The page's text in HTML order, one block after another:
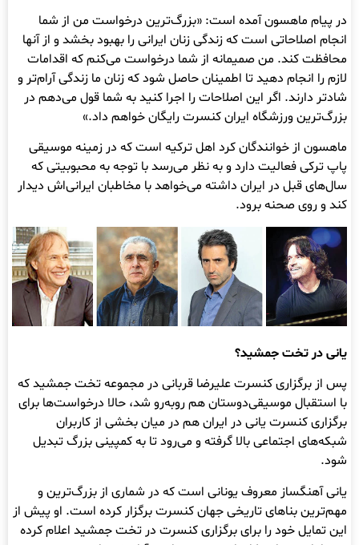
در پیام ماهسون آمده است: «بزرگ‌ترین درخواست من از شما
انجام اصلاحاتی است که زندگی زنان ایرانی را بهبود بخشد و از آنها
محافظت کند. من صمیمانه از شما درخواست می‌کنم که اقدامات
لازم را انجام دهید تا اطمینان حاصل شود که زنان ما زندگی آرام‌تر و
شادتر دارند. اگر این اصلاحات را اجرا کنید به شما قول می‌دهم در
بزرگ‌ترین ورزشگاه ایران کنسرت رایگان خواهم داد.»
ماهسون از خوانندگان کرد اهل ترکیه است که در زمینه موسیقی
پاپ ترکی فعالیت دارد و به نظر می‌رسد با توجه به محبوبیتی که
سال‌های قبل در ایران داشته می‌خواهد با مخاطبان ایرانی‌اش دیدار
کند و روی صحنه برود.
یانی در تخت جمشید؟
پس از برگزاری کنسرت علیرضا قربانی در مجموعه تخت جمشید که
با استقبال موسیقی‌دوستان هم روبه‌رو شد، حالا درخواست‌ها برای
برگزاری کنسرت یانی در ایران هم در میان بخشی از کاربران
شبکه‌های اجتماعی بالا گرفته و می‌رود تا به کمپینی بزرگ تبدیل
شود.
یانی آهنگساز معروف یونانی است که در شماری از بزرگ‌ترین و
مهم‌ترین بناهای تاریخی جهان کنسرت برگزار کرده است. او پیش از
این تمایل خود را برای برگزاری کنسرت در تخت جمشید اعلام کرده